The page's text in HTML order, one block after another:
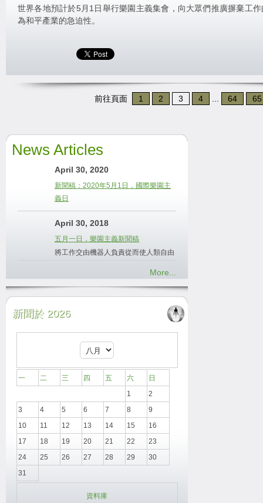
世界各地預計於5月1日舉行樂園主義集會，向大眾們推廣摒棄工
為和平產業的急迫性。
前往頁面 1 2 3 4 64 65
News Articles
April 30, 2020
新聞稿：2020年5月1日，國際樂園主
義日
April 30, 2018
五月一日，樂園主義新聞稿
將工作交由機器人負責從而使人類自由
More...
新聞於 2026
一 二 三 四 五 六
日
1
2
3
4 5 6 7 8
9
10
11 12 13 14 15
16
17
18 19 20 21 22
23
24
25 26 27 28 29
30
31
資料庫